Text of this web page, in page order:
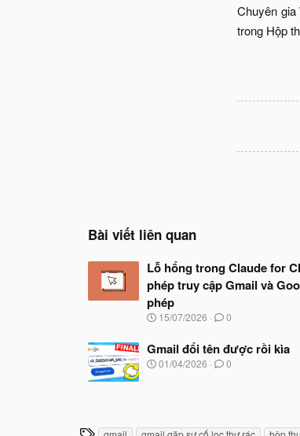
Chuyên
trong Hộp
Bài viết liên quan
Lỗ hổng trong Claude for
phép truy cập Gmail và
phép
N
y
b
u
15/07/2026 0
Gmail đổi tên được rồi kìa
N
ắ
01/04/2026 0
T